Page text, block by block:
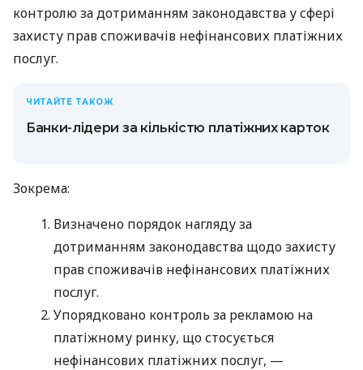
контролю за дотриманням законодавства у сфері
захисту прав споживачів нефінансових платіжних
послуг.
ЧИТАЙТЕ ТАКОЖ
Банки-лідери за кількістю платіжних карток
Зокрема:
Визначено порядок нагляду за
дотриманням законодавства щодо захисту
прав споживачів нефінансових платіжних
послуг.
Упорядковано контроль за рекламою на
платіжному ринку, що стосується
нефінансових платіжних послуг, —